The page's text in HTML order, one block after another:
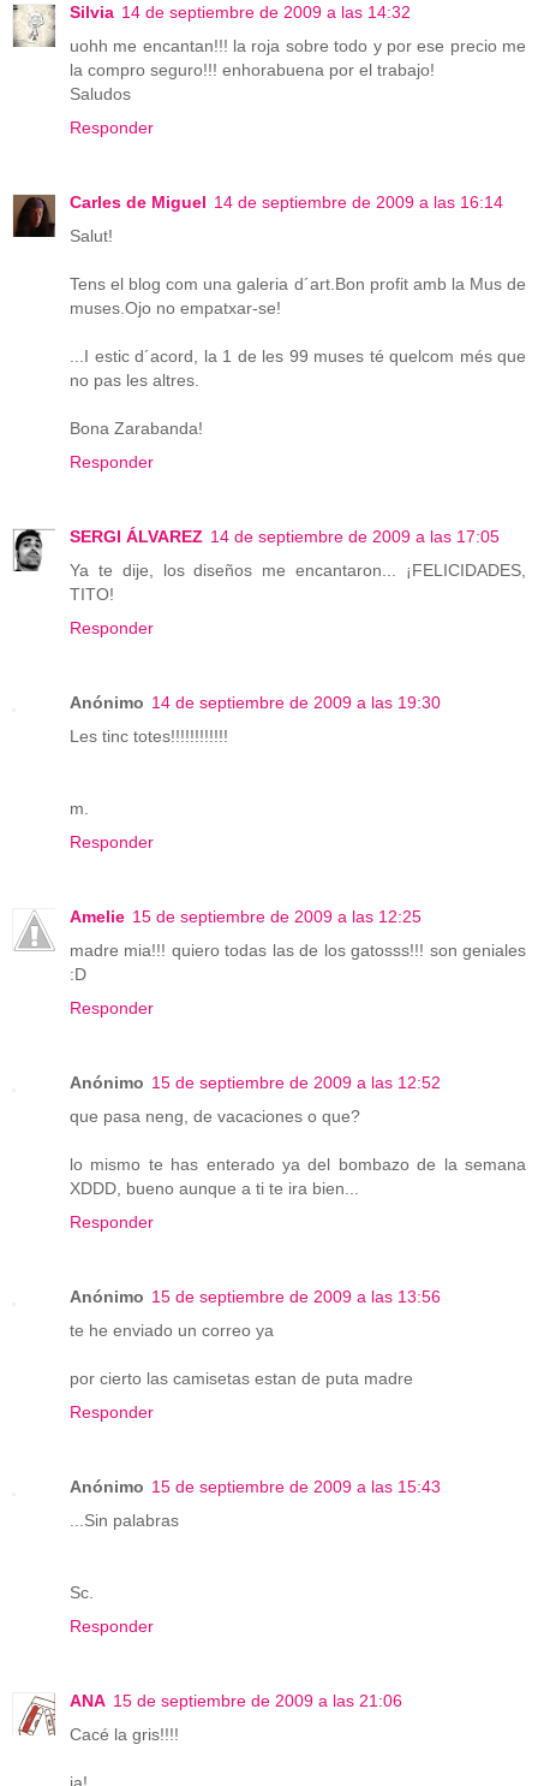
Silvia 14 de septiembre de 2009 a las 14:32
uohh me encantan!!! la roja sobre todo y por ese precio me
la compro seguro!!! enhorabuena por el trabajo!
Saludos
Responder
Carles de Miguel 14 de septiembre de 2009 a las 16:14
Salut!
Tens el blog com una galeria d´art.Bon profit amb la Mus de
muses.Ojo no empatxar-se!
...I estic d´acord, la 1 de les 99 muses té quelcom més que
no pas les altres.
Bona Zarabanda!
Responder
SERGI ÁLVAREZ 14 de septiembre de 2009 a las 17:05
Ya te dije, los diseños me encantaron... ¡FELICIDADES,
TITO!
Responder
Anónimo 14 de septiembre de 2009 a las 19:30
Les tinc totes!!!!!!!!!!!!
m.
Responder
Amelie 15 de septiembre de 2009 a las 12:25
madre mia!!! quiero todas las de los gatosss!!! son geniales
:D
Responder
Anónimo 15 de septiembre de 2009 a las 12:52
que pasa neng, de vacaciones o que?
lo mismo te has enterado ya del bombazo de la semana
XDDD, bueno aunque a ti te ira bien...
Responder
Anónimo 15 de septiembre de 2009 a las 13:56
te he enviado un correo ya
por cierto las camisetas estan de puta madre
Responder
Anónimo 15 de septiembre de 2009 a las 15:43
...Sin palabras
Sc.
Responder
ANA 15 de septiembre de 2009 a las 21:06
Cacé la gris!!!!
ja!